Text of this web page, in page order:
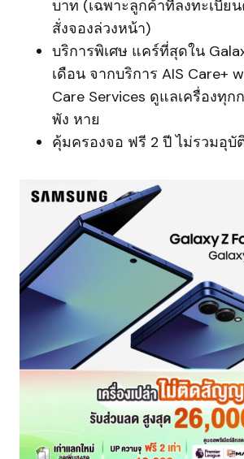
บาท (เฉพาะลูกค้าที่ลงทะเบีย
สั่งจองล่วงหน้า)
บริการพิเศษ แคร์ที่สุดใน
เดือน จากบริการ AIS Care+
Care Services ดูแลเครื่องทุ
พัง หาย
คุ้มครองจอ ฟรี 2 ปี ไม่รวมอุบั